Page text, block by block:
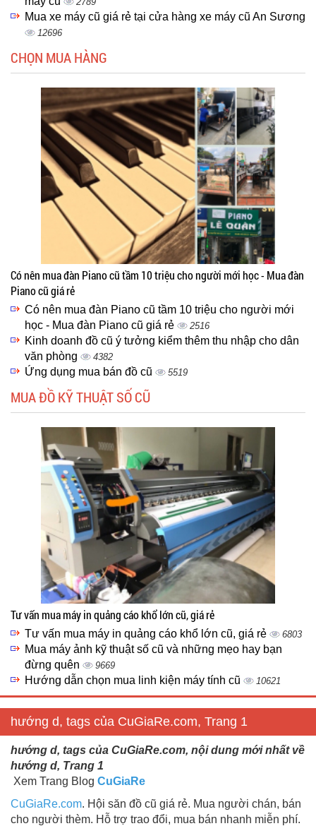
Mua xe máy cũ giá rẻ tại cửa hàng xe máy cũ An Sương
12696
CHỌN MUA HÀNG
Có nên mua đàn Piano cũ tầm 10 triệu cho người mới học - Mua đàn
Piano cũ giá rẻ
Có nên mua đàn Piano cũ tầm 10 triệu cho người mới
học - Mua đàn Piano cũ giá rẻ
2516
Kinh doanh đồ cũ ý tưởng kiểm thêm thu nhập cho dân
văn phòng
4382
Ứng dụng mua bán đồ cũ 5519
MUA ĐỒ KỸ THUẬT SỐ CŨ
Tư vấn mua máy in quảng cáo khổ lớn cũ, giá rẻ
Tư vấn mua máy in quảng cáo khổ lớn cũ, giá rẻ 6803
Mua máy ảnh kỹ thuật số cũ và những mẹo hay bạn
đừng quên
9669
Hướng dẫn chọn mua linh kiện máy tính cũ 10621
hướng d, tags của CuGiaRe.com, Trang 1
hướng d, tags của CuGiaRe.com, nội dung mới nhất về
hướng d, Trang 1
Xem Trang Blog CuGiaRe
CuGiaRe.com. Hội săn đồ cũ giá rẻ. Mua người chán, bán
cho người thèm. Hỗ trợ trao đổi, mua bán nhanh miễn phí.